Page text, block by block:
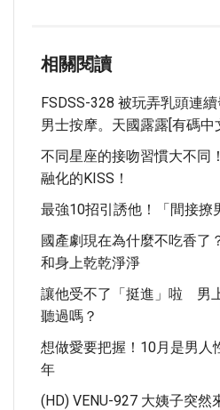
相關閱讀
FSDSS-328 被玩弄乳頭連
男士按摩。天國露露[有碼中
不同星座的接吻習慣大不同
融化的KISS！
最強10招引誘他！「間接撩
國產劇現在為什麼不吃香了
和身上乾乾淨淨
讓他受不了「挺進」啦 男
聽過嗎？
想做愛要把握！10月是男人
年
(HD) VENU-927 大姨子突然